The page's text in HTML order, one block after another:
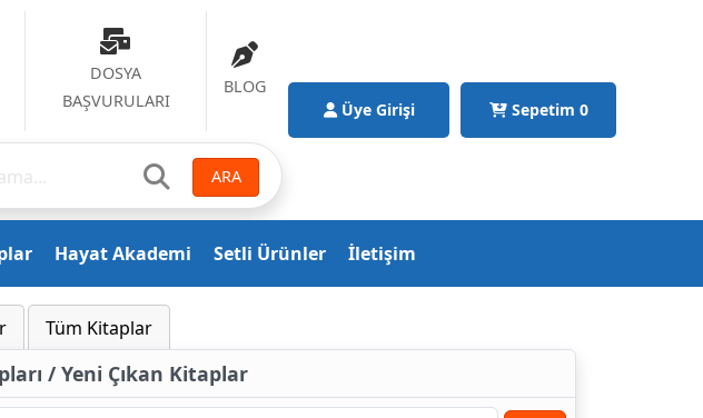
DOSYA
BAŞVURULARI
BLOG
ARA
Üye Girişi Sepetim 0
Hayat Akademi Setli Ürünler İletişim
Tüm Kitaplar
/ Yeni Çıkan Kitaplar